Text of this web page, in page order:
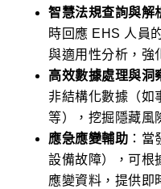
智慧法規查詢與解
時回應 EHS 人員
與適用性分析，強
高效數據處理與洞
非結構化數據（如
等），挖掘隱藏風
應急應變輔助 ：當
設備故障），可根
應變資料，提供即